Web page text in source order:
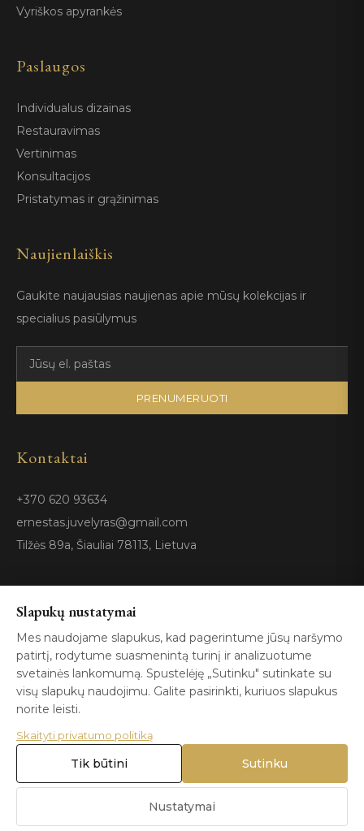
Vyriškos apyrankės
Paslaugos
Individualus dizainas
Restauravimas
Vertinimas
Konsultacijos
Pristatymas ir grąžinimas
Naujienlaiškis
Gaukite naujausias naujienas apie mūsų kolekcijas ir
specialius pasiūlymus
PRENUMERUOTI
Kontaktai
+370 620 93634
ernestas.juvelyras@gmail.com
Tilžės 89a, Šiauliai 78113, Lietuva
GIA
Certified
ISO 9001
100%
Authentic
© 2026 Blizga.lt. Visos teisės saugomos. |Privatumo politika|
Naudojimo sąlygos
Slapukų nustatymai
Mes naudojame slapukus, kad pagerintume jūsų naršymo
patirtį, rodytume suasmenintą turinį ir analizuotume
svetainės lankomumą. Spustelėję „Sutinku" sutinkate su
visų slapukų naudojimu. Galite pasirinkti, kuriuos slapukus
norite leisti.
Skaityti privatumo politiką
Nustatymai
Tik būtini Sutinku